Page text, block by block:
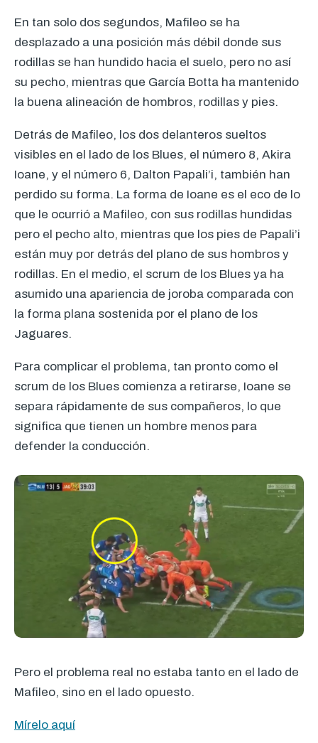
En tan solo dos segundos, Mafileo se ha
desplazado a una posición más débil donde sus
rodillas se han hundido hacia el suelo, pero no así
su pecho, mientras que García Botta ha mantenido
la buena alineación de hombros, rodillas y pies.
Detrás de Mafileo, los dos delanteros sueltos
visibles en el lado de los Blues, el número 8, Akira
Ioane, y el número 6, Dalton Papali’i, también han
perdido su forma. La forma de Ioane es el eco de lo
que le ocurrió a Mafileo, con sus rodillas hundidas
pero el pecho alto, mientras que los pies de Papali’i
están muy por detrás del plano de sus hombros y
rodillas. En el medio, el scrum de los Blues ya ha
asumido una apariencia de joroba comparada con
la forma plana sostenida por el plano de los
Jaguares.
Para complicar el problema, tan pronto como el
scrum de los Blues comienza a retirarse, Ioane se
separa rápidamente de sus compañeros, lo que
significa que tienen un hombre menos para
defender la conducción.
Pero el problema real no estaba tanto en el lado de
Mafileo, sino en el lado opuesto.
Mírelo aquí